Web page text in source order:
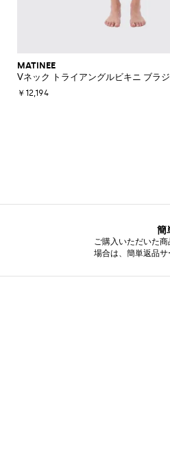
MATINEE
Vネック トライアングルビキニ ブラ
￥12,194
簡
ご購入いただいた
場合は、簡単返品